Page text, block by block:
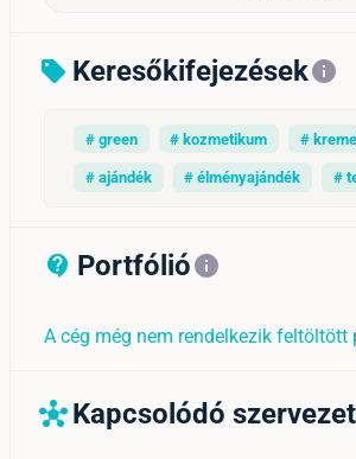
sell Keresőkifejezésekinfo
# green # kozmetikum #
# ajándék # élményajándék #
contact_support_outline
Portfólióinfo
A cég még nem rendelkezik feltöltött
hub Kapcsolódó